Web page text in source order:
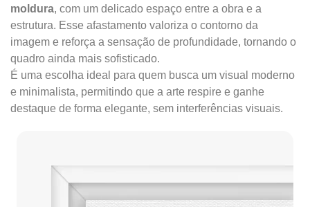
moldura, com um delicado espaço entre a obra e a
estrutura. Esse afastamento valoriza o contorno da
imagem e reforça a sensação de profundidade, tornando o
quadro ainda mais sofisticado.
É uma escolha ideal para quem busca um visual moderno
e minimalista, permitindo que a arte respire e ganhe
destaque de forma elegante, sem interferências visuais.